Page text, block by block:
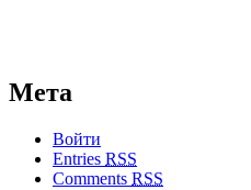
Мета
Войти
Entries RSS
Comments RSS